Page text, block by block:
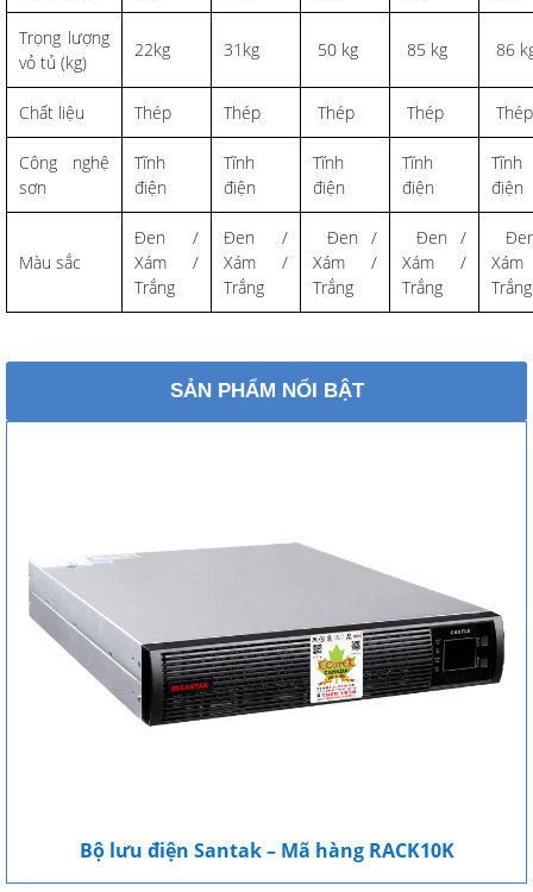
Trọng lượng
vỏ tủ (kg)
22kg 31kg 50 kg 85 kg 86
Chất liệu Thép Thép Thép Thép Thép
Công nghệ
sơn
Tĩnh
điện
Tĩnh
điện
Tĩnh
điện
Tĩnh
điện
Tĩnh
điện
Màu sắc
Đen /
Xám /
Trắng
Đen /
Xám /
Trắng
Đen /
Xám /
Trắng
Đen /
Xám /
Trắng
Trắng
SẢN PHẨM NỔI BẬT
Bộ lưu điện Santak – Mã hàng RACK10K